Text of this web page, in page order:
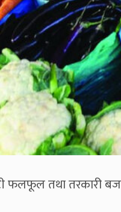
फलफूल तथा तरकारी